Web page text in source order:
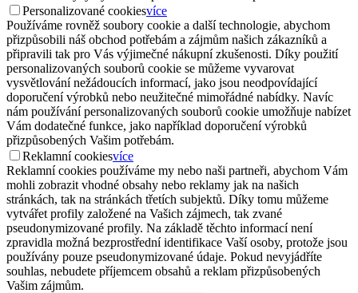
Personalizované cookiesvíce
Používáme rovněž soubory cookie a další technologie, abychom
přizpůsobili náš obchod potřebám a zájmům našich zákazníků a
připravili tak pro Vás výjimečné nákupní zkušenosti. Díky použití
personalizovaných souborů cookie se můžeme vyvarovat
vysvětlování nežádoucích informací, jako jsou neodpovídající
doporučení výrobků nebo neužitečné mimořádné nabídky. Navíc
nám používání personalizovaných souborů cookie umožňuje nabízet
Vám dodatečné funkce, jako například doporučení výrobků
přizpůsobených Vašim potřebám.
Reklamní cookiesvíce
Reklamní cookies používáme my nebo naši partneři, abychom Vám
mohli zobrazit vhodné obsahy nebo reklamy jak na našich
stránkách, tak na stránkách třetích subjektů. Díky tomu můžeme
vytvářet profily založené na Vašich zájmech, tak zvané
pseudonymizované profily. Na základě těchto informací není
zpravidla možná bezprostřední identifikace Vaší osoby, protože jsou
používány pouze pseudonymizované údaje. Pokud nevyjádříte
souhlas, nebudete příjemcem obsahů a reklam přizpůsobených
Vašim zájmům.